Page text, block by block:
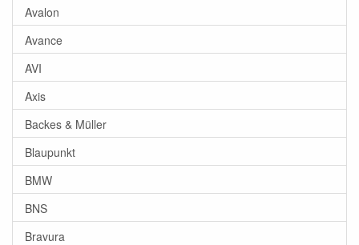
Avalon
Avance
AVI
Axis
Backes & Müller
Blaupunkt
BMW
BNS
Bravura